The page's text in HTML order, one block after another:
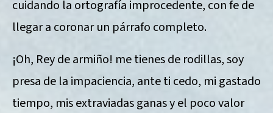
cuidando la ortografía improcedente, con fe de
llegar a coronar un párrafo completo.
¡Oh, Rey de armiño! me tienes de rodillas, soy
presa de la impaciencia, ante ti cedo, mi gastado
tiempo, mis extraviadas ganas y el poco valor